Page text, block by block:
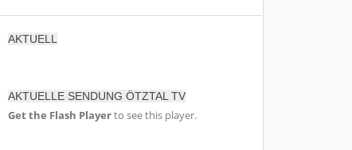
AKTUELL
AKTUELLE SENDUNG ÖTZTAL TV
Get the Flash Playerto see this player.